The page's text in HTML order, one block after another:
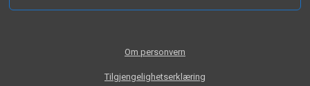
Om personvern
Tilgjengelighetserklæring